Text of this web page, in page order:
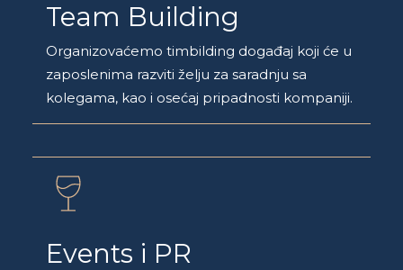
Team Building
Organizovaćemo timbilding događaj koji će u
zaposlenima razviti želju za saradnju sa
kolegama, kao i osećaj pripadnosti kompaniji.
Events i PR